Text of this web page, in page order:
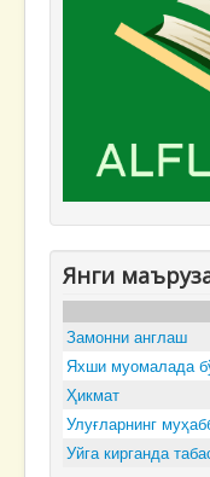
Янги
Замонни англаш
Яхши муомалада
Ҳикмат
Улуғларнинг
Уйга кирганда